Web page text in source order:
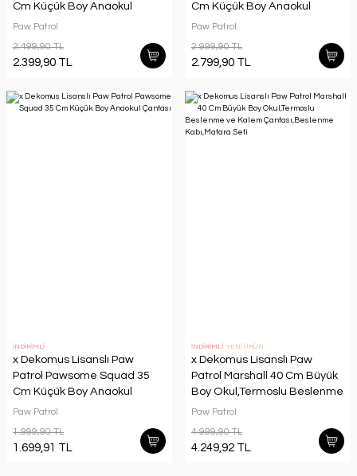
Cm Küçük Boy Anaokul
Çantası,Beslenme Kabı ve
Paw Patrol
2.499,90 TL
2.399,90 TL
Cm Küçük Boy Anaokul
Çantası ve Kalem Çantası
Paw Patrol
2.999,90 TL
2.799,90 TL
İNDİRİMLİ
x Dekomus Lisanslı Paw
Patrol Pawsome Squad 35
Cm Küçük Boy Anaokul
Çantası
Paw Patrol
1.999,90 TL
1.699,91 TL
İNDİRİMLİ YENİ ÜRÜN
x Dekomus Lisanslı Paw
Patrol Marshall 40 Cm Büyük
Boy Okul,Termoslu Beslenme
ve Kalem Çantası,Beslenme
Paw Patrol
4.999,90 TL
4.249,92 TL